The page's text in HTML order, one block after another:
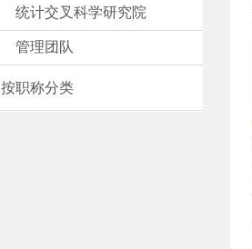
统计交叉科学研究院
管理团队
按职称分类